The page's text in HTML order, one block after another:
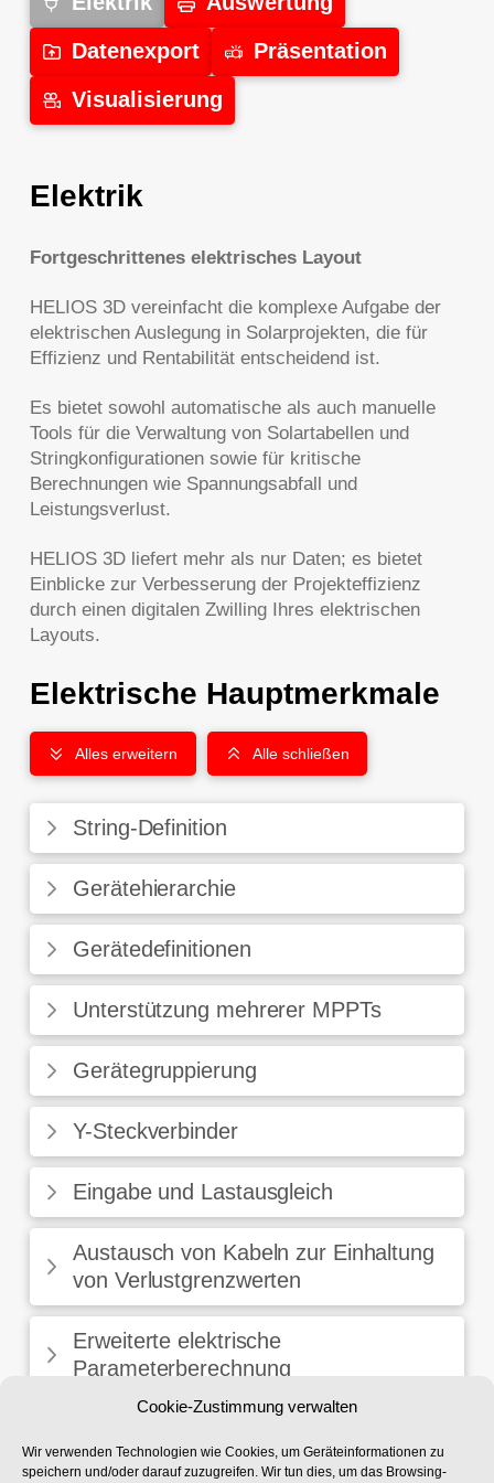
Cookie-Zustimmung verwalten
Wir verwenden Technologien wie Cookies, um Geräteinformationen zu
speichern und/oder darauf zuzugreifen. Wir tun dies, um das Browsing-
Datenexport
Präsentation
Visualisierung
Elektrik
Fortgeschrittenes elektrisches Layout
HELIOS 3D vereinfacht die komplexe Aufgabe der
elektrischen Auslegung in Solarprojekten, die für
Effizienz und Rentabilität entscheidend ist.
Es bietet sowohl automatische als auch manuelle
Tools für die Verwaltung von Solartabellen und
Stringkonfigurationen sowie für kritische
Berechnungen wie Spannungsabfall und
Leistungsverlust.
HELIOS 3D liefert mehr als nur Daten; es bietet
Einblicke zur Verbesserung der Projekteffizienz
durch einen digitalen Zwilling Ihres elektrischen
Layouts.
Elektrische Hauptmerkmale
Alles erweitern Alle schließen
String-Definition
Gerätehierarchie
Gerätedefinitionen
Unterstützung mehrerer MPPTs
Gerätegruppierung
Y-Steckverbinder
Eingabe und Lastausgleich
Austausch von Kabeln zur Einhaltung
von Verlustgrenzwerten
Erweiterte elektrische
Parameterberechnung